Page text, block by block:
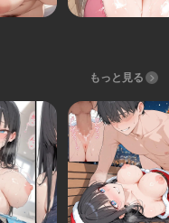
もっと見る